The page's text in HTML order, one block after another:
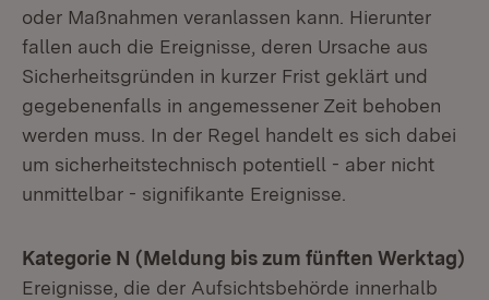
oder Maßnahmen veranlassen kann. Hierunter
fallen auch die Ereignisse, deren Ursache aus
Sicherheitsgründen in kurzer Frist geklärt und
gegebenenfalls in angemessener Zeit behoben
werden muss. In der Regel handelt es sich dabei
um sicherheitstechnisch potentiell - aber nicht
unmittelbar - signifikante Ereignisse.
Kategorie N (Meldung bis zum fünften Werktag)
Ereignisse, die der Aufsichtsbehörde innerhalb